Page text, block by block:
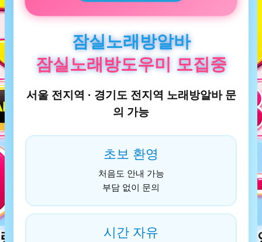
잠실노래방알바
잠실노래방도우미 모집중
서울 전지역 · 경기도 전지역 노래방알바 문
의 가능
초보 환영
처음도 안내 가능
부담 없이 문의
시간 자유